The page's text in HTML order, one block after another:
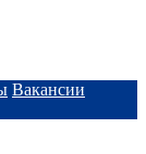
Вакансии